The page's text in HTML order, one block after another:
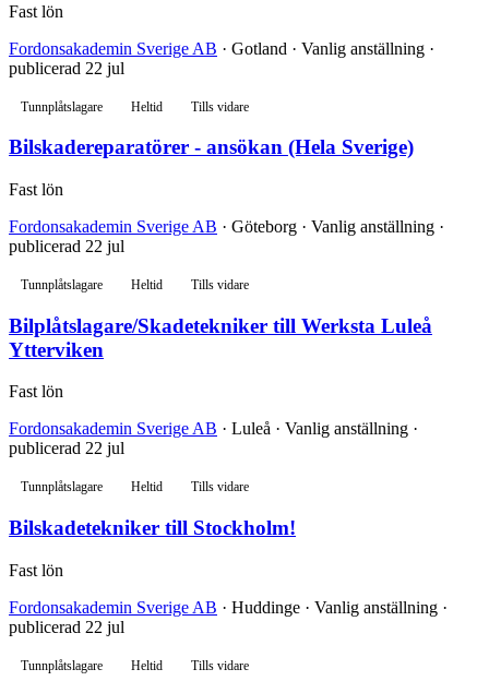
Fast lön
Fordonsakademin Sverige AB · Gotland · Vanlig anställning ·
publicerad 22 jul
Tunnplåtslagare Heltid Tills vidare
Bilskadereparatörer - ansökan (Hela Sverige)
Fast lön
Fordonsakademin Sverige AB · Göteborg · Vanlig anställning ·
publicerad 22 jul
Tunnplåtslagare Heltid Tills vidare
Bilplåtslagare/Skadetekniker till Werksta Luleå
Ytterviken
Fast lön
Fordonsakademin Sverige AB · Luleå · Vanlig anställning ·
publicerad 22 jul
Tunnplåtslagare Heltid Tills vidare
Bilskadetekniker till Stockholm!
Fast lön
Fordonsakademin Sverige AB · Huddinge · Vanlig anställning ·
publicerad 22 jul
Tunnplåtslagare Heltid Tills vidare